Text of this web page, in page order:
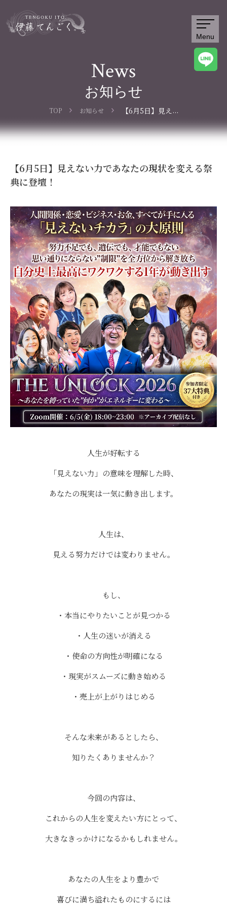
Menu
News
お知らせ
TOP お知らせ
【6月5日】見え
の現状を変える
...
【6月5日】見えない力であなたの現状を変える祭
典に登壇！
人生が好転する
「見えない力」の意味を理解した時、
あなたの現実は一気に動き出します。
人生は、
見える努力だけでは変わりません。
もし、
・本当にやりたいことが見つかる
・人生の迷いが消える
・使命の方向性が明確になる
・現実がスムーズに動き始める
・売上が上がりはじめる
そんな未来があるとしたら、
知りたくありませんか？
今回の内容は、
これからの人生を変えたい方にとって、
大きなきっかけになるかもしれません。
あなたの人生をより豊かで
喜びに満ち溢れたものにするには